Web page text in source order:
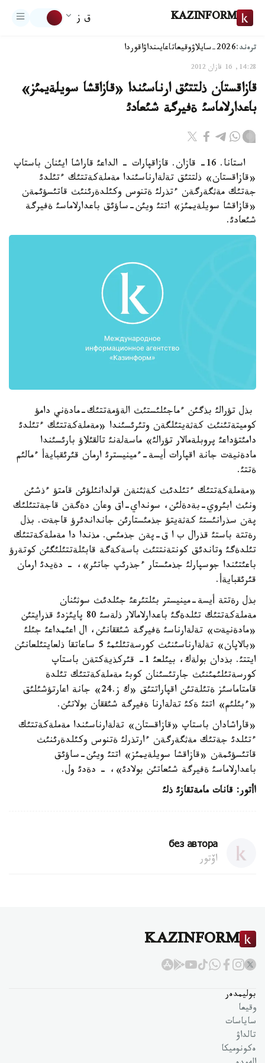
KAZINFORM ق ز
ترەند:2026-سايلاۋ وقيعاتاعايىنداۋاقوردا
14:28, 16 قازان 2012
قازاقستان ذلتتئق ارناسئندا «قازاقشا سويلةيمئز»
باعدارلاماسئ ةفيرگة شئعادئ
استانا. 16- قازان. قازاقپارات - الداعئ قاراشا ايئنان باستاپ
«قازاقستان» ذلتتئق تةلةارناسئندا مةملةكةتتئك ءتئلدئ
جةتئك مةثگةرگةن ءتذرلئ ةتنوس وكئلدةرئنئث قاتئسؤئمةن
«قازاقشا سويلةيمئز» اتتئ ويئن-ساؤئق باعدارلاماسئ ةفيرگة
شئعادئ.
بذل تؤرالئ بذگئن ءماجئلئستئث الةؤمةتتئك-مادةني دامؤ
كوميتةتئنئث كةثةيتئلگةن وتئرئسئندا «مةملةكةتتئك ءتئلدئ
دامئتؤداعئ پروبلةمالار تؤرالئ» ماسةلةنئ تالقئلاؤ بارئسئندا
مادةنيةت جانة اقپارات أيسة-ءمينيسترئ ارمان قئرئقبايةأ ءمالئم
ةتتئ.
«مةملةكةتتئك ءتئلدئث كةثئنةن قولدانئلؤئن قامتؤ ءذشئن
ونئث ابئروي-بةدةلئن، سونداي-اق وعان دةگةن قاجةتتئلئك
پةن سذرانئستئ كةثةيتؤ جذمئستارئن جانداندئرؤ قاجةت. بذل
رةتتة باستئ قذرال ب ا ق-پةن جذمئس. مذندا دا مةملةكةتتئك
تئلدةگئ وتاندئق كونتةنتتئث باسةكةگة قابئلةتتئلئگئن كوتةرؤ
باعئتئندا جوسپارلئ جذمئستار ءجذرئپ جاتئر»، - دةيدئ ارمان
قئرئقبايةأ.
بذل رةتتة أيسة-مينيستر بئلتئرعئ جئلدئث سوثئنان
مةملةكةتتئك تئلدةگئ باعدارلامالار ذلةسئ 80 پايئزدئ قذرايتئن
«مادةنيةت» تةلةارناسئ ةفيرگة شئققانئن، ال اعئمداعئ جئلئ
«بالاپان» تةلةارناسئنئث كورسةتئلئمئ 5 ساعاتقا ذلعايتئلعانئن
ايتتئ. بذدان بولةك، بيئلعئ 1- قئركذيةكتةن باستاپ
كورسةتئلئمئنئث جارتئسئنان كوبئ مةملةكةتتئك تئلدة
قامتاماسئز ةتئلةتئن اقپاراتتئق «ك ز.24» جانة اعارتؤشئلئق
«ءبئلئم» اتتئ ةكئ تةلةارنا ةفيرگة شئققان بولاتئن.
«قاراشادان باستاپ «قازاقستان» تةلةارناسئندا مةملةكةتتئك
ءتئلدئ جةتئك مةثگةرگةن ءارتذرلئ ةتنوس وكئلدةرئنئث
قاتئسؤئمةن «قازاقشا سويلةيمئز» اتتئ ويئن-ساؤئق
باعدارلاماسئ ةفيرگة شئعاتئن بولادئ»، - دةدئ ول.
اأتور: قانات مامةتقازئ ذلئ
без автора
اۆتور
KAZINFORM
بوليمدەر
وقيعا
ساياسات
تالداۋ
ەكونوميكا